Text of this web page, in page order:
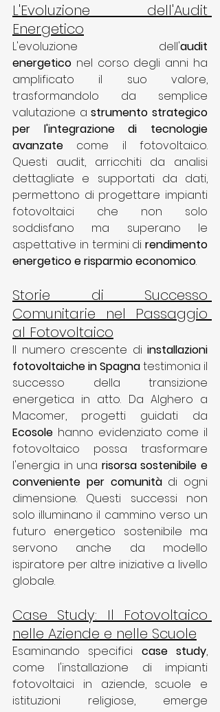
L'Evoluzione dell'Audit
Energetico
L'evoluzione dell'audit
energetico nel corso degli anni ha
amplificato il suo valore,
trasformandolo da semplice
valutazione a strumento strategico
per l'integrazione di tecnologie
avanzate come il fotovoltaico.
Questi audit, arricchiti da analisi
dettagliate e supportati da dati,
permettono di progettare impianti
fotovoltaici che non solo
soddisfano ma superano le
aspettative in termini di rendimento
energetico e risparmio economico.
Storie di Successo
Comunitarie nel Passaggio
al Fotovoltaico
Il numero crescente di installazioni
fotovoltaiche in Spagna testimonia il
successo della transizione
energetica in atto. Da Alghero a
Ecosole hanno evidenziato come il
fotovoltaico possa trasformare
l'energia in una risorsa sostenibile e
conveniente per comunità di ogni
dimensione. Questi successi non
solo illuminano il cammino verso un
futuro energetico sostenibile ma
servono anche da modello
ispiratore per altre iniziative a livello
globale.
Case Study: Il Fotovoltaico
nelle Aziende e nelle Scuole
Esaminando specifici case study,
come l'installazione di impianti
fotovoltaici in aziende, scuole e
istituzioni religiose, emerge